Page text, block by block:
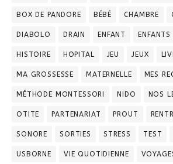
BOX DE PANDORE BÉBÉ CHAMBRE
DIABOLO DRAIN ENFANT ENFANTS
HISTOIRE HOPITAL JEU JEUX
MA GROSSESSE MATERNELLE MES
MÉTHODE MONTESSORI NIDO NOS
OTITE PARTENARIAT PROUT
SONORE SORTIES STRESS TEST
USBORNE VIE QUOTIDIENNE